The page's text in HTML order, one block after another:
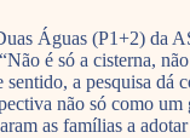
Águas (P1+2) da
é só a cisterna,
a pesquisa dá
não só como
as famílias a